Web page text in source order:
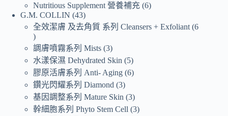
Nutritious Supplement 營養補充 6
G.M. COLLIN 43
全效潔膚 及去角質 系列 Cleansers + Exfoliant 6
調膚噴霧系列 Mists 3
水漾保濕 Dehydrated Skin
5
膠原活膚系列 Anti- Aging 6
鑽光閃耀系列 Diamond 3
基因調整系列 Mature Skin 3
幹細胞系列 Phyto Stem Cell 3